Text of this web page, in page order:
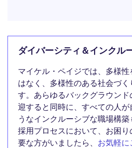
ダイバーシティ＆インクル
マイケル・ペイジでは、多様
はなく、多様性のある社会づく
す。あらゆるバックグラウン
迎すると同時に、すべての人が
うなインクルーシブな職場構築
採用プロセスにおいて、お困
要な方がいましたら、 お気軽に